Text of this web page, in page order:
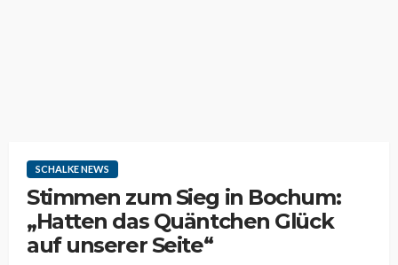
SCHALKE NEWS
Stimmen zum Sieg in Bochum:
„Hatten das Quäntchen Glück
auf unserer Seite“